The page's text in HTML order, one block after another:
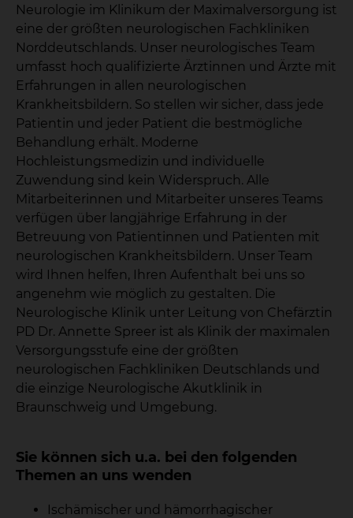
Neurologie im Klinikum der Maximalversorgung ist
eine der größten neurologischen Fachkliniken
Norddeutschlands. Unser neurologisches Team
umfasst hoch qualifizierte Ärztinnen und Ärzte mit
Erfahrungen in allen neurologischen
Krankheitsbildern. So stellen wir sicher, dass jede
Patientin und jeder Patient die bestmögliche
Behandlung erhält. Moderne
Hochleistungsmedizin und individuelle
Zuwendung sind kein Widerspruch. Alle
Mitarbeiterinnen und Mitarbeiter unseres Teams
verfügen über langjährige Erfahrung in der
Betreuung von Patientinnen und Patienten mit
neurologischen Krankheitsbildern. Unser Team
wird Ihnen helfen, Ihren Aufenthalt bei uns so
angenehm wie möglich zu gestalten. Die
Neurologische Klinik unter Leitung von Chefärztin
PD Dr. Annette Spreer ist als Klinik der maximalen
Versorgungsstufe eine der größten
neurologischen Fachkliniken Deutschlands und
die einzige Neurologische Akutklinik in
Braunschweig und Umgebung.
Sie können sich u.a. bei den folgenden
Themen an uns wenden
Ischämischer und hämorrhagischer